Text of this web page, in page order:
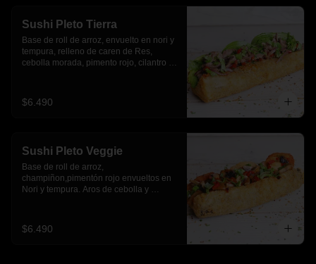
Sushi Pleto Tierra
Base de roll de arroz, envuelto en nori y
tempura, relleno de caren de Res,
cebolla morada, pimento rojo, cilantro y
$6.490
Sushi Pleto Veggie
Base de roll de arroz,
champiñon,pimentón rojo envueltos en
Nori y tempura. Aros de cebolla y
$6.490